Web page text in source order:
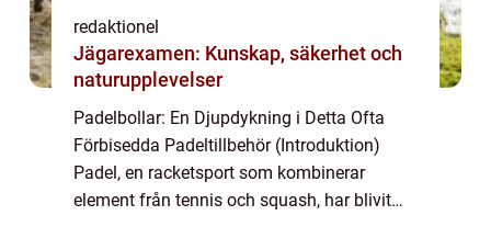
redaktionel
Jägarexamen: Kunskap, säkerhet och
naturupplevelser
Padelbollar: En Djupdykning i Detta Ofta
Förbisedda Padeltillbehör (Introduktion)
Padel, en racketsport som kombinerar
element från tennis och squash, har blivit